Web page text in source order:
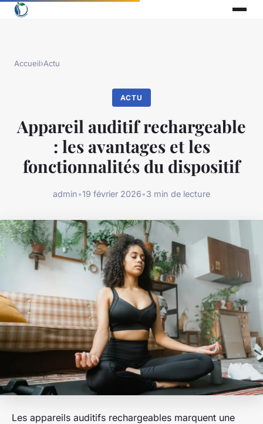
Accueil›Actu
ACTU
Appareil auditif rechargeable
: les avantages et les
fonctionnalités du dispositif
admin•19 février 2026•3 min de lecture
Les appareils auditifs rechargeables marquent une